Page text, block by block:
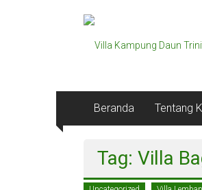
Beranda Tentang
Tag: Villa